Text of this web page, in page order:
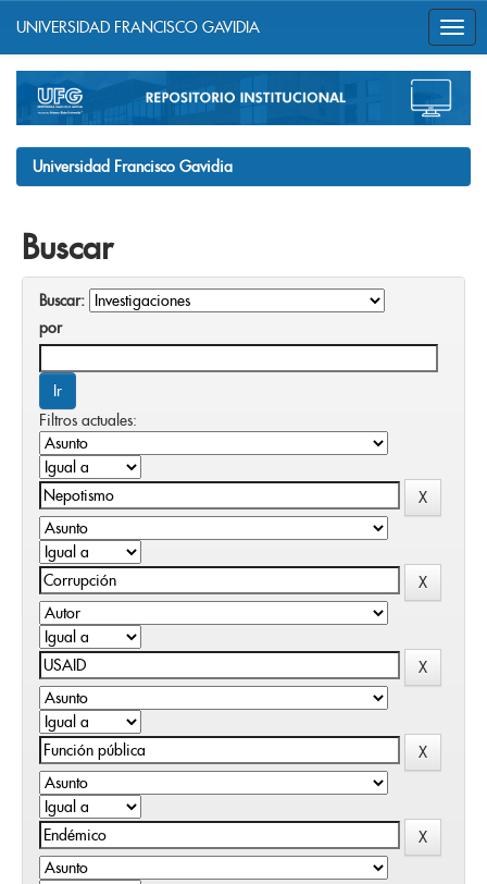
navigation
UNIVERSIDAD FRANCISCO GAVIDIA
Universidad Francisco Gavidia
Buscar
Buscar:
por
Filtros actuales: